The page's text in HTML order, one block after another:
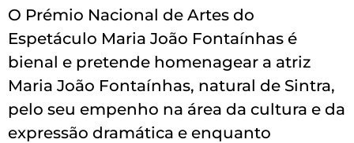
O Prémio Nacional de Artes do
Espetáculo Maria João Fontaínhas é
bienal e pretende homenagear a atriz
Maria João Fontaínhas, natural de Sintra,
pelo seu empenho na área da cultura e da
expressão dramática e enquanto